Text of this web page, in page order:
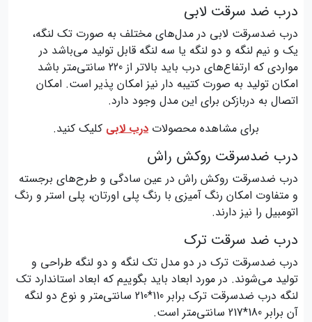
درب ضد سرقت لابی
درب ضدسرقت لابی در مدل‌های مختلف به صورت تک لنگه،
یک و نیم لنگه و دو لنگه یا سه لنگه قابل تولید می‌باشد در
مواردی که ارتفاع‌های درب باید بالاتر از 220 سانتی‌متر باشد
امکان تولید به صورت کتیبه دار نیز امکان پذیر است. امکان
اتصال به دربازکن برای این مدل وجود دارد.
برای مشاهده محصولات درب لابی کلیک کنید.
درب ضدسرقت روکش راش
درب ضدسرقت روکش راش در عین سادگی و طرح‌های برجسته
و متفاوت امکان رنگ آمیزی با رنگ پلی اورتان، پلی استر و رنگ
اتومبیل را نیز دارند.
درب ضد سرقت ترک
درب ضدسرقت ترک در دو مدل تک لنگه و دو لنگه طراحی و
تولید می‌شوند. در مورد ابعاد باید بگوییم که ابعاد استاندارد تک
لنگه درب ضدسرقت ترک برابر 110*210 سانتی‌متر و نوع دو لنگه
آن برابر 180*217 سانتی‌متر است.